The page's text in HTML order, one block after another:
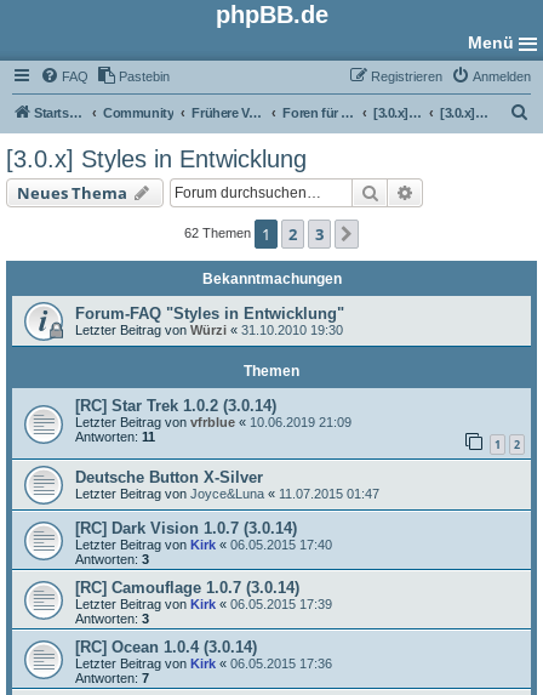
phpBB.de
Menü
FAQ Pastebin Anmelden
Registrieren
Startseite Community Frühere Versionen Foren für phpBB 3.0 [3.0.x] Style-Foren [3.0.x] Styles in Entwicklung
[3.0.x] Styles in Entwicklung
Neues Thema Suche
62 Themen 1 2 3
Bekanntmachungen
Forum-FAQ "Styles in Entwicklung"
Letzter Beitrag von Würzi « 31.10.2010 19:30
Themen
[RC] Star Trek 1.0.2 (3.0.14)
Letzter Beitrag von vfrblue « 10.06.2019 21:09
Antworten: 11 1 2
Deutsche Button X-Silver
Letzter Beitrag von Joyce&Luna « 11.07.2015 01:47
[RC] Dark Vision 1.0.7 (3.0.14)
Letzter Beitrag von Kirk « 06.05.2015 17:40
Antworten: 3
[RC] Camouflage 1.0.7 (3.0.14)
Letzter Beitrag von Kirk « 06.05.2015 17:39
Antworten: 3
[RC] Ocean 1.0.4 (3.0.14)
Letzter Beitrag von Kirk « 06.05.2015 17:36
Antworten: 7